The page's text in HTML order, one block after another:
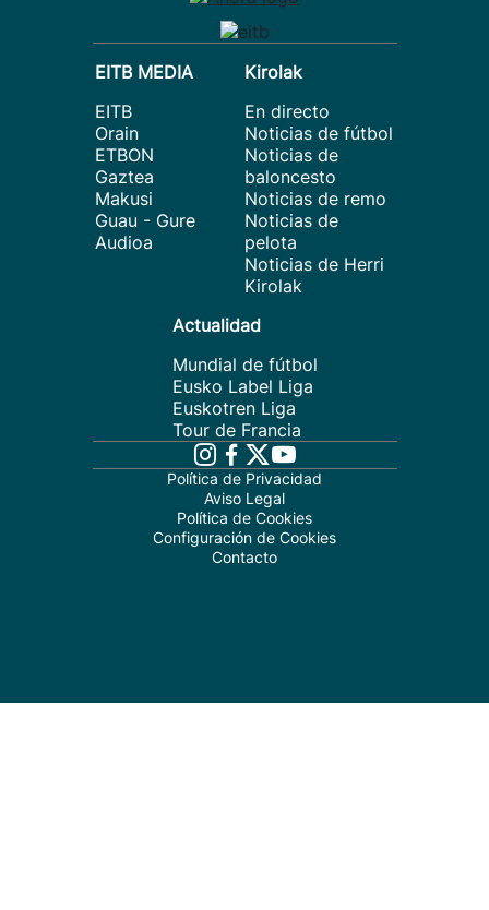
EITB MEDIA
EITB
Orain
ETBON
Gaztea
Makusi
Guau - Gure
Audioa
Kirolak
En directo
Noticias de fútbol
Noticias de
baloncesto
Noticias de remo
Noticias de
pelota
Noticias de Herri
Kirolak
Actualidad
Mundial de fútbol
Eusko Label Liga
Euskotren Liga
Tour de Francia
Política de Privacidad
Aviso Legal
Política de Cookies
Configuración de Cookies
Contacto